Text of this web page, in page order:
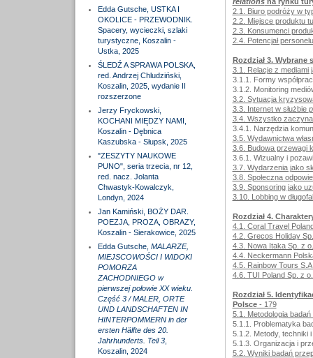
Edda Gutsche, USTKA I
OKOLICE - PRZEWODNIK.
Spacery, wycieczki, szlaki
turystyczne, Koszalin -
Ustka, 2025
ŚLEDŹ A SPRAWA POLSKA,
red. Andrzej Chludziński,
Koszalin, 2025, wydanie II
rozszerzone
Jerzy Fryckowski,
KOCHANI MIĘDZY NAMI,
Koszalin - Dębnica
Kaszubska - Słupsk, 2025
"ZESZYTY NAUKOWE
PUNO", seria trzecia, nr 12,
red. nacz. Jolanta
Chwastyk-Kowalczyk,
Londyn, 2024
Jan Kamiński, BOŻY DAR.
POEZJA, PROZA, OBRAZY,
Koszalin - Sierakowice, 2025
Edda Gutsche, MALARZE,
MIEJSCOWOŚCI I WIDOKI
POMORZA
ZACHODNIEGO w
pierwszej połowie XX wieku.
Część 3 / MALER, ORTE
UND LANDSCHAFTEN IN
HINTERPOMMERN in der
ersten Hälfte des 20.
Jahrhunderts. Teil 3,
Koszalin, 2024
2.1. Biuro podróży w
2.2. Miejsce produktu
2.3. Konsumenci
2.4. Potencjał
Rozdział 3. Wybrane
3.1. Relacje z mediami
3.1.1. Formy
3.1.2. Monitoring
3.2. Sytuacja
3.3. Internet w służbie
3.4. Wszystko
3.4.1. Narzędzia
3.5. Wydawnictwa
3.6. Budowa przewagi
3.6.1. Wizualny i
3.7. Wydarzenia jako
3.8. Społeczna
3.9. Sponsoring jako
3.10. Lobbing w
Rozdział 4.
4.1. Coral Travel
4.2. Grecos Holiday
4.3. Nowa Itaka Sp. z
4.4. Neckermann
4.5. Rainbow Tours
4.6. TUI Poland Sp. z
Rozdział 5.
Polsce- 179
5.1. Metodologia badań
5.1.1. Problematyka
5.1.2. Metody, techniki
5.1.3. Organizacja i
5.2. Wyniki badań